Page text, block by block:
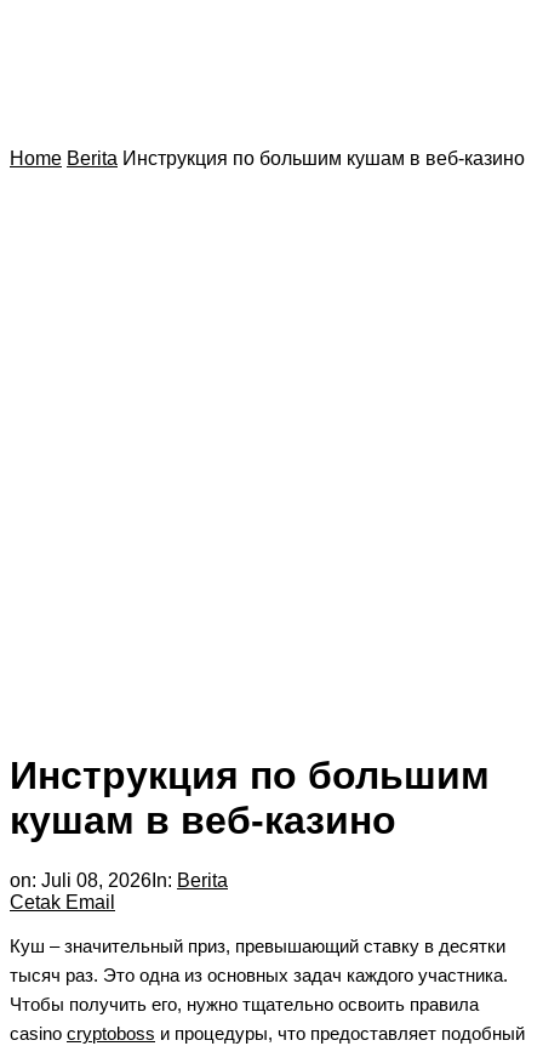
Home Berita Инструкция по большим кушам в веб-казино
Инструкция по большим
кушам в веб-казино
on: Juli 08, 2026 In: Berita
Cetak Email
Куш – значительный приз, превышающий ставку в десятки
тысяч раз. Это одна из основных задач каждого участника.
Чтобы получить его, нужно тщательно освоить правила
casino cryptoboss и процедуры, что предоставляет подобный